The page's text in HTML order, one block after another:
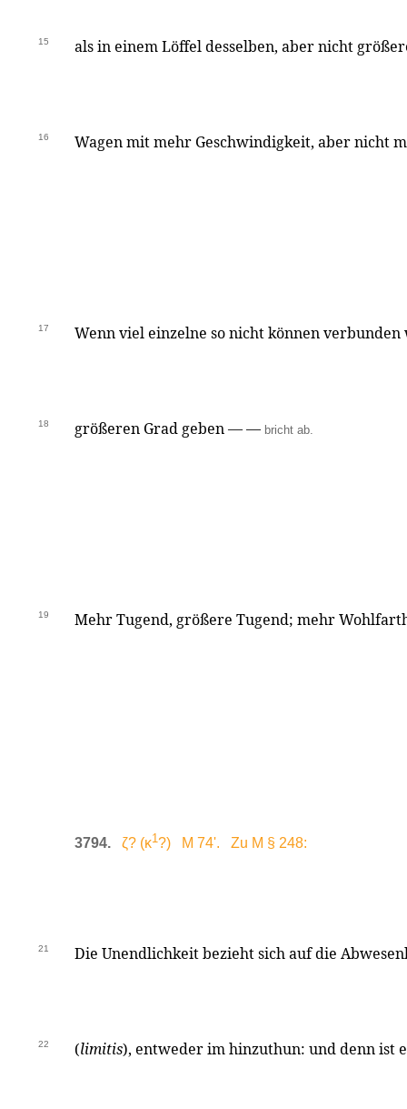
15 als in einem Löffel desselben, aber nicht
16 Wagen mit mehr Geschwindigkeit, aber nicht
17 Wenn viel einzelne so nicht können verbunden
18 größeren Grad geben — — bricht ab.
19 Mehr Tugend, größere Tugend; mehr
3794. ζ? (κ1?) M 74'. Zu M § 248:
21 Die Unendlichkeit bezieht sich auf die
22 (limitis), entweder im hinzuthun: und denn ist